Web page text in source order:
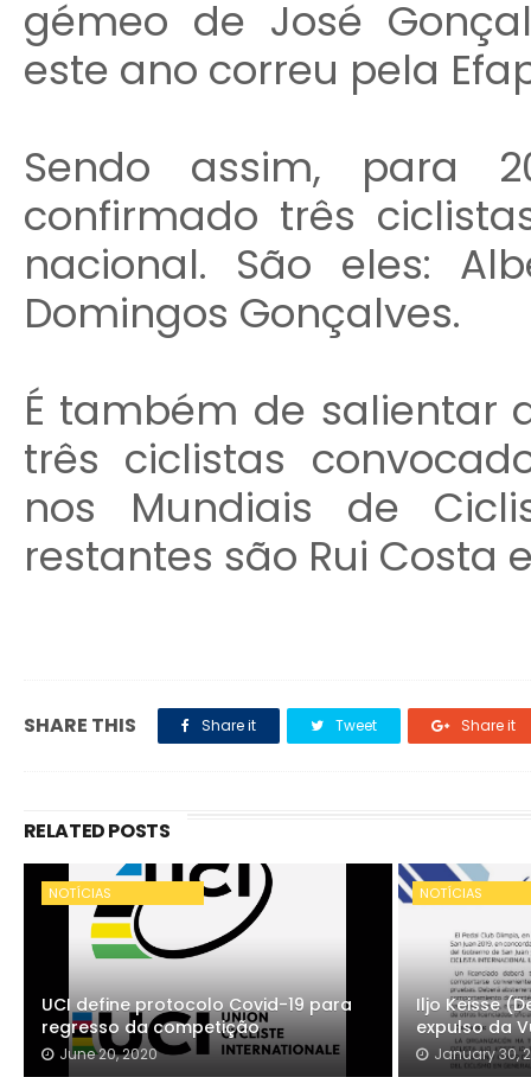
gémeo de José
este ano correu pela
Sendo assim, para
confirmado três
nacional. São eles:
Domingos Gonçalves.
É também de salientar
três ciclistas
nos Mundiais de
restantes são Rui Costa
SHARE THIS Share it Tweet Share it
RELATED POSTS
NOTÍCIAS
UCI define protocolo Covid-19 para
regresso da competição
June 20, 2020
NOTÍCIAS
Iljo Keisse
expulso da
January 30,